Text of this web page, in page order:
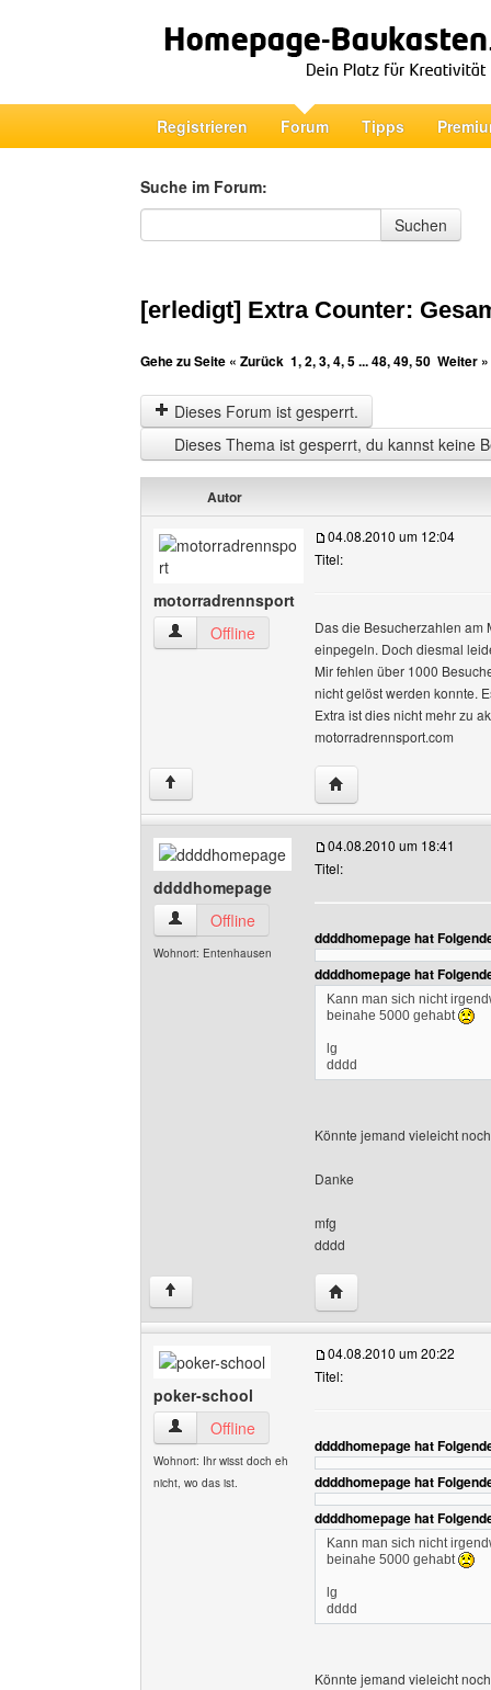
Registrieren Forum Tipps
Suche im Forum:
Suche im Forum
Suchen
[erledigt] Extra Counter:
Gehe zu Seite « Zurück 1,2,3,4,5...48,49,50 Weiter »
Dieses Forum ist gesperrt.
Dieses Thema ist gesperrt, du kannst keine
Autor
motorradrennsport
motorradrennsport Benutzer-Profile anzeigen
Offline
04.08.2010 um 12:04
Titel:
Das die Besucherzahlen am
einpegeln. Doch diesmal
Mir fehlen über 1000
nicht gelöst werden konnte.
Extra ist dies nicht mehr zu
motorradrennsport.com
↑ Website dieses
ddddhomepage
ddddhomepage Benutzer-Profile anzeigen
Offline
Wohnort: Entenhausen
04.08.2010 um 18:41
Titel:
ddddhomepage hat
ddddhomepage hat
Kann man sich nicht
beinahe 5000 gehabt
lg
dddd
Könnte jemand vieleicht
Danke
mfg
dddd
↑ Website dieses
poker-school
poker-school Benutzer-Profile anzeigen
Offline
Wohnort: Ihr wisst doch eh
nicht, wo das ist.
04.08.2010 um 20:22
Titel:
ddddhomepage hat
ddddhomepage hat
ddddhomepage hat
Kann man sich nicht
beinahe 5000 gehabt
lg
dddd
Könnte jemand vieleicht